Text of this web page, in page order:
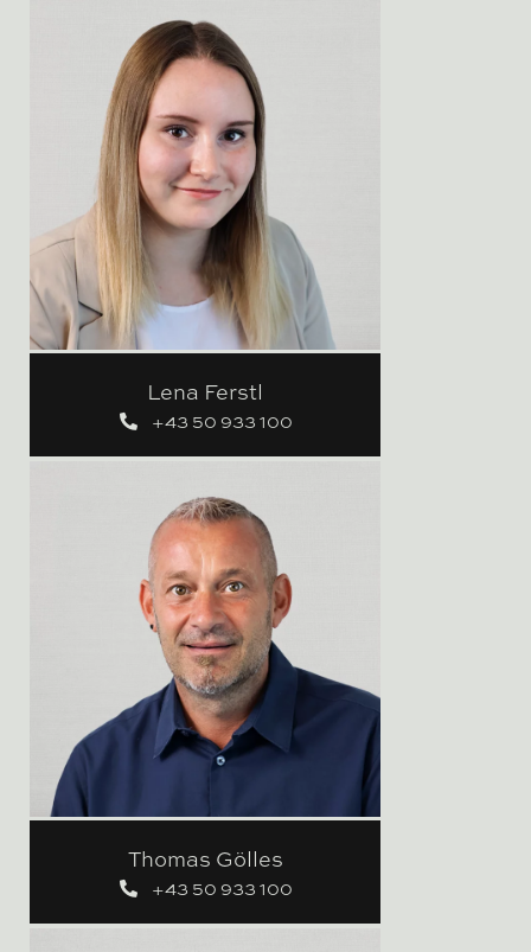
Lena Ferstl
+43 50 933 100
Thomas Gölles
+43 50 933 100